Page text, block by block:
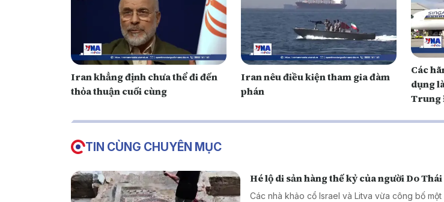
Iran khẳng định chưa thể đi đến
thỏa thuận cuối cùng
Iran nêu điều kiện tham gia đàm
phán
Các
dụng
Trung
TIN CÙNG CHUYÊN MỤC
Hé lộ di sản hàng thế kỷ của người Do Thái
Các nhà khảo cổ Israel và Litva vừa công bố